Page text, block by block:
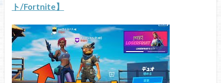
ト/Fortnite】